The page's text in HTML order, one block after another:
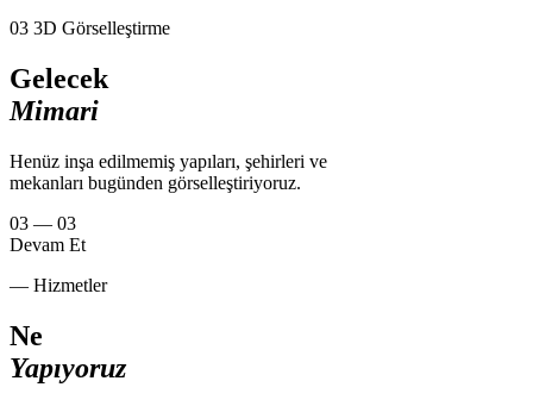
03 3D Görselleştirme
Gelecek
Mimari
Henüz inşa edilmemiş yapıları, şehirleri ve
mekanları bugünden görselleştiriyoruz.
03 — 03
Devam Et
— Hizmetler
Ne
Yapıyoruz